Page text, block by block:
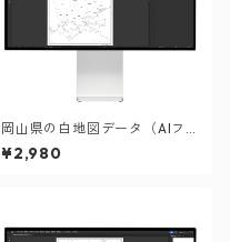
岡山県の白地図データ（AIフ
ァイル）
¥2,980